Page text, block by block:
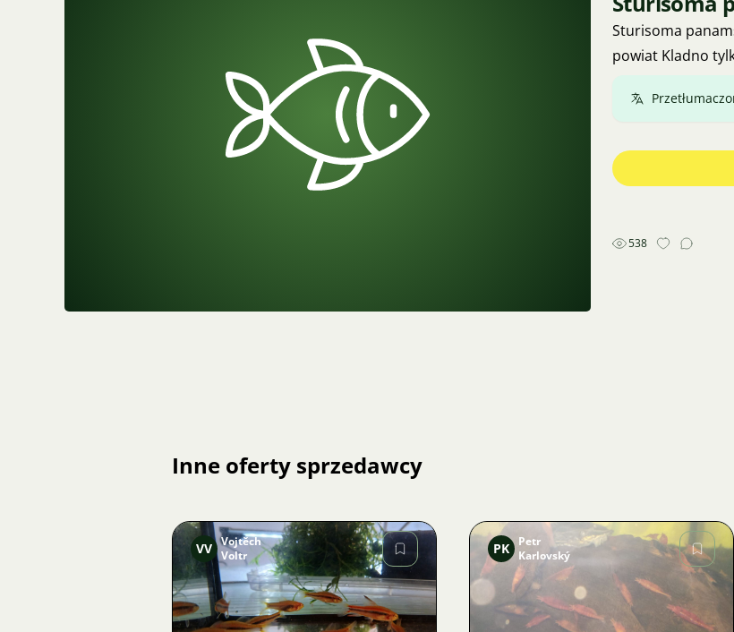
Sturisoma
powiat Kladno
538
Inne oferty sprzedawcy
Zdjęcie
VV Vojtěch
Voltr
Zdjęcie
PK
Petr
Karlovský